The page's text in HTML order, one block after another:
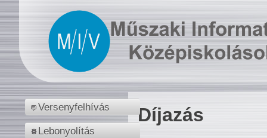
Versenyfelhívás
Lebonyolítás
Díjazás